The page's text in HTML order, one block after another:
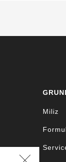
Miliz